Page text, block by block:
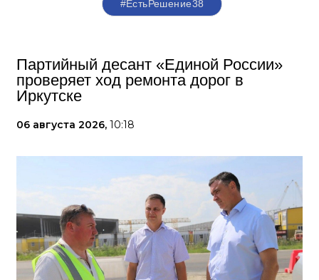
#ЕстьРешение38
Партийный десант «Единой России»
проверяет ход ремонта дорог в
Иркутске
06 августа 2026, 10:18